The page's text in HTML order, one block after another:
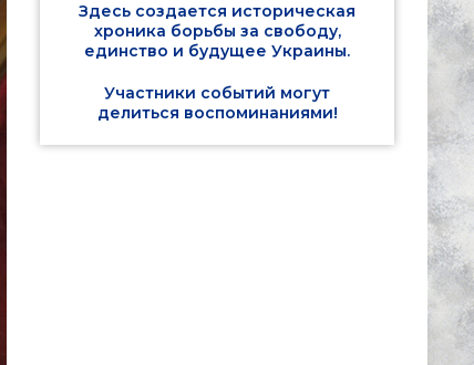
Здесь создается историческая
хроника борьбы за свободу,
единство и будущее Украины.
Участники событий могут
делиться воспоминаниями!